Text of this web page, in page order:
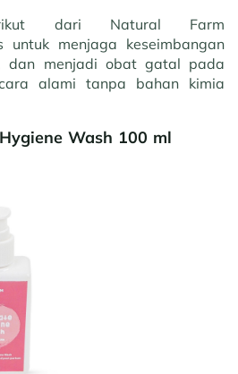
dari Natural Farm
untuk menjaga keseimbangan
dan menjadi obat gatal pada
alami tanpa bahan kimia
Wash 100 ml